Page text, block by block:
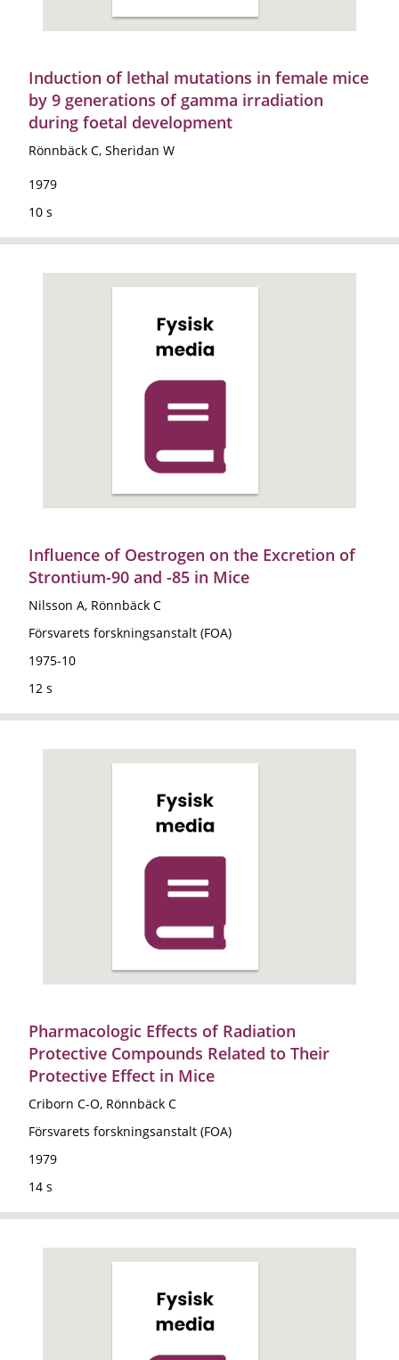
Induction of lethal mutations in female mice
by 9 generations of gamma irradiation
during foetal development
Rönnbäck C, Sheridan W
1979
10 s
Influence of Oestrogen on the Excretion of
Strontium-90 and -85 in Mice
Nilsson A, Rönnbäck C
Försvarets forskningsanstalt (FOA)
1975-10
12 s
Pharmacologic Effects of Radiation
Protective Compounds Related to Their
Protective Effect in Mice
Criborn C-O, Rönnbäck C
Försvarets forskningsanstalt (FOA)
1979
14 s